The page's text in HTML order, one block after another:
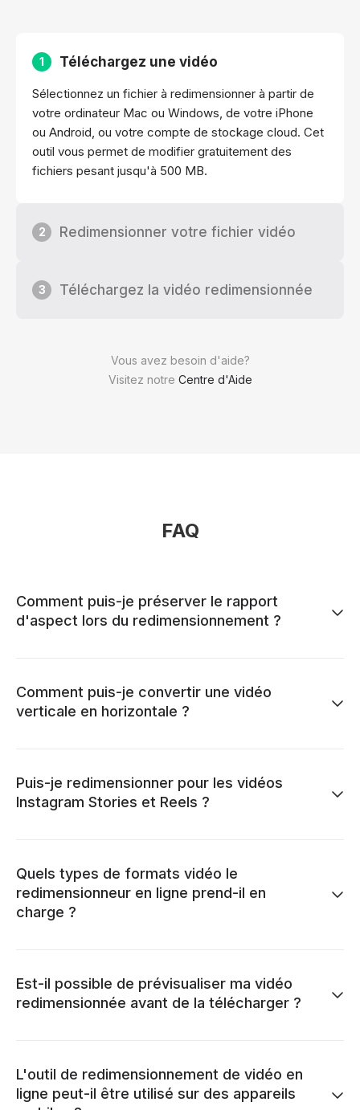
Vous avez besoin d'aide?
Visitez notre Centre d'Aide
1 Téléchargez une vidéo
Sélectionnez un fichier à redimensionner à partir de
votre ordinateur Mac ou Windows, de votre iPhone
ou Android, ou votre compte de stockage cloud. Cet
outil vous permet de modifier gratuitement des
fichiers pesant jusqu'à 500 MB.
2 Redimensionner votre fichier vidéo
3 Téléchargez la vidéo redimensionnée
FAQ
Comment puis-je préserver le rapport
d'aspect lors du redimensionnement ?
Comment puis-je convertir une vidéo
verticale en horizontale ?
Puis-je redimensionner pour les vidéos
Instagram Stories et Reels ?
Quels types de formats vidéo le
redimensionneur en ligne prend-il en
charge ?
Est-il possible de prévisualiser ma vidéo
redimensionnée avant de la télécharger ?
L'outil de redimensionnement de vidéo en
ligne peut-il être utilisé sur des appareils